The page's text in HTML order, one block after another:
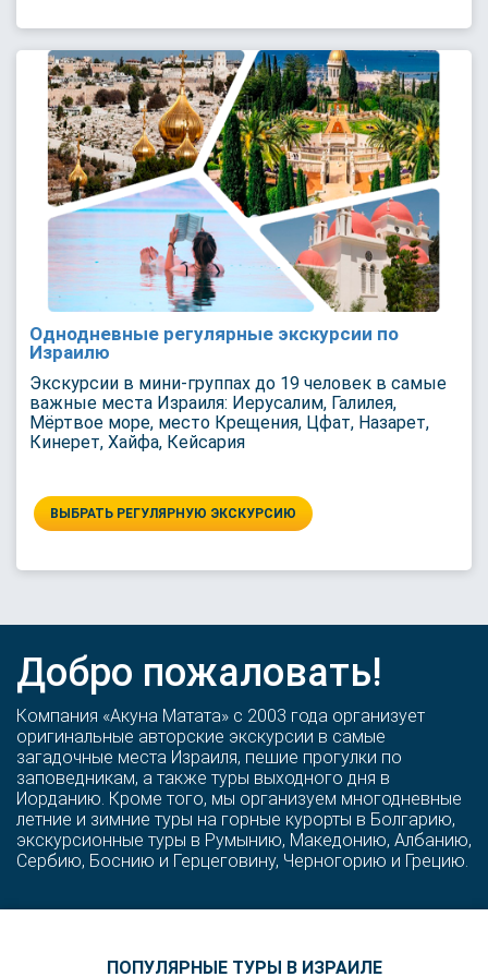
Однодневные регулярные экскурсии по
Израилю
Экскурсии в мини-группах до 19 человек в самые
важные места Израиля: Иерусалим, Галилея,
Мёртвое море, место Крещения, Цфат, Назарет,
Кинерет, Хайфа, Кейсария
ВЫБРАТЬ РЕГУЛЯРНУЮ ЭКСКУРСИЮ
Добро пожаловать!
Компания «Акуна Матата» с 2003 года организует
оригинальные авторские экскурсии в самые
загадочные места Израиля, пешие прогулки по
заповедникам, а также туры выходного дня в
Иорданию. Кроме того, мы организуем многодневные
летние и зимние туры на горные курорты в Болгарию,
экскурсионные туры в Румынию, Македонию, Албанию,
Сербию, Боснию и Герцеговину, Черногорию и Грецию.
ПОПУЛЯРНЫЕ ТУРЫ В ИЗРАИЛЕ